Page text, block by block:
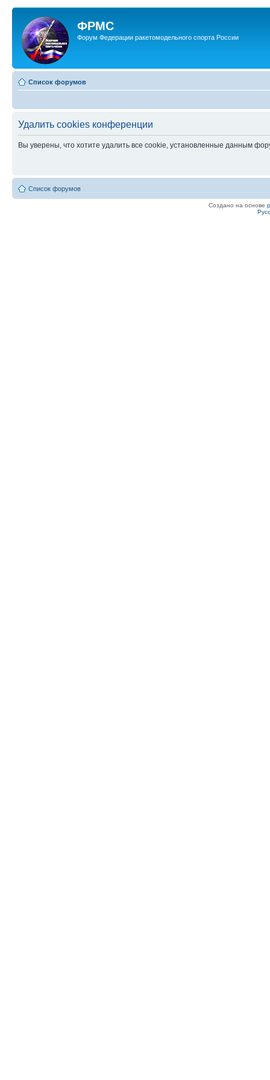
ФРМС
Форум Федерации ракетомодельного спорта России
Список форумов
Удалить cookies конференции
Вы уверены, что хотите удалить все cookie, установленные данным
Список форумов
Создано на основе